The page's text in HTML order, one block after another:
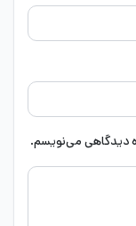
دیدگاهی می‌نویسم.